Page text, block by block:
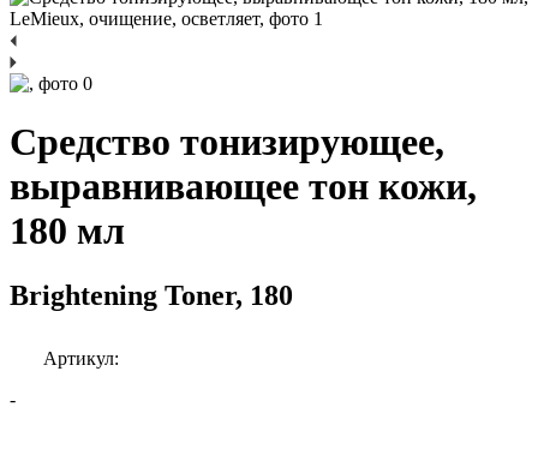
Средство тонизирующее,
выравнивающее тон кожи,
180 мл
Brightening Toner, 180
Артикул:
-